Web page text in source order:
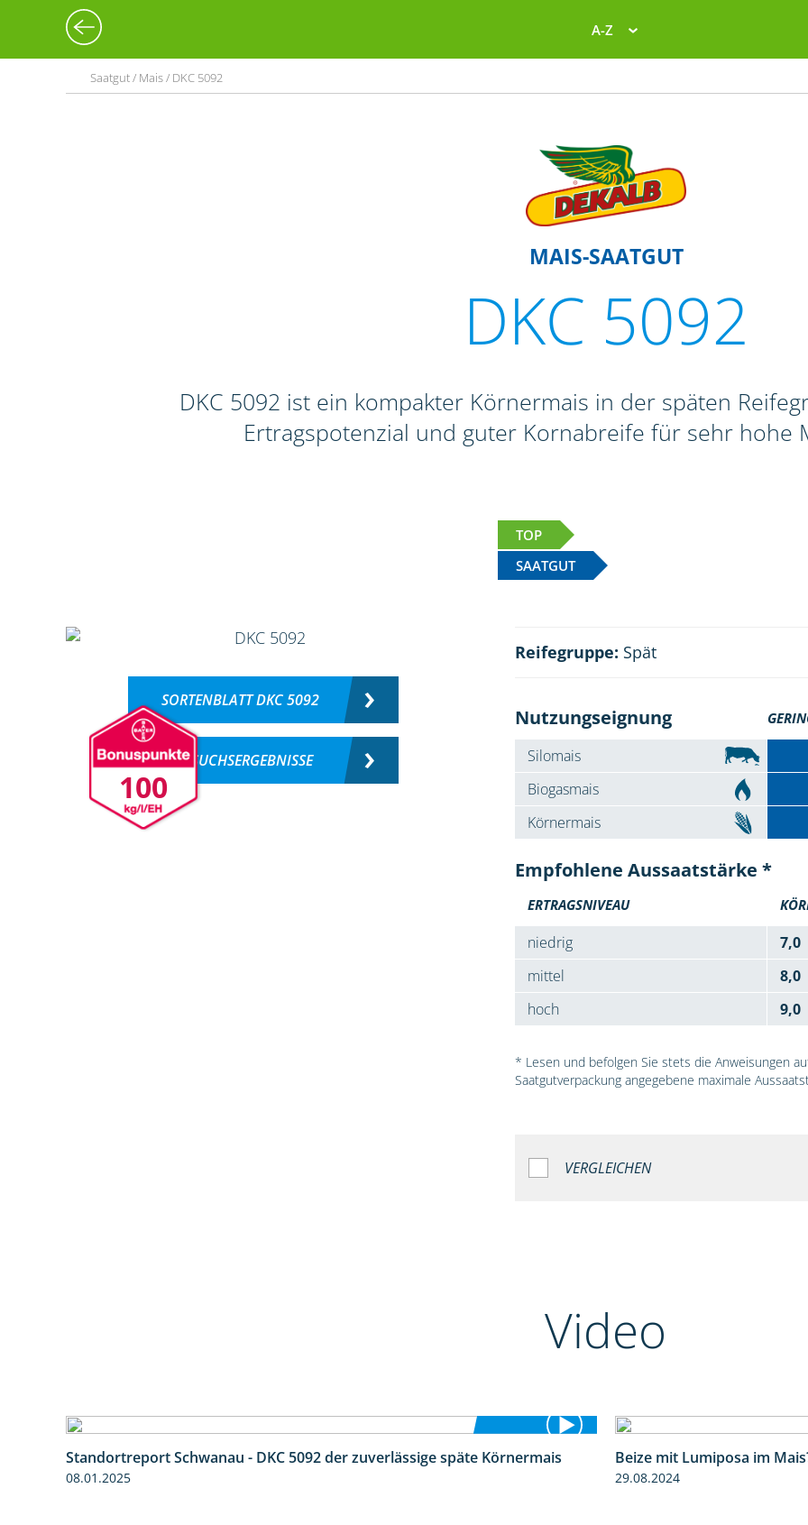
A-Z
Saatgut / Mais / DKC 5092
MAIS-SAATGUT
DKC 5092
DKC 5092 ist ein kompakter Körnermais in der späten
Ertragspotenzial und guter Kornabreife für sehr hohe
TOP
SAATGUT
100
SORTENBLATT DKC 5092
VERSUCHSERGEBNISSE
Reifegruppe: Spät
Nutzungseignung
Silomais
Biogasmais
Körnermais
Empfohlene Aussaatstärke *
ERTRAGSNIVEAU
niedrig
7,0
mittel
8,0
hoch
9,0
* Lesen und befolgen Sie stets die Anweisungen
Saatgutverpackung angegebene maximale
VERGLEICHEN
Video
1:18
Standortreport Schwanau - DKC 5092 der zuverlässige späte Körnermais
08.01.2025
Beize mit Lumiposa im
29.08.2024